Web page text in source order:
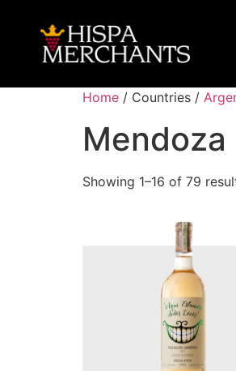
Home / Countries /
Mendoza
Showing 1–16 of 79